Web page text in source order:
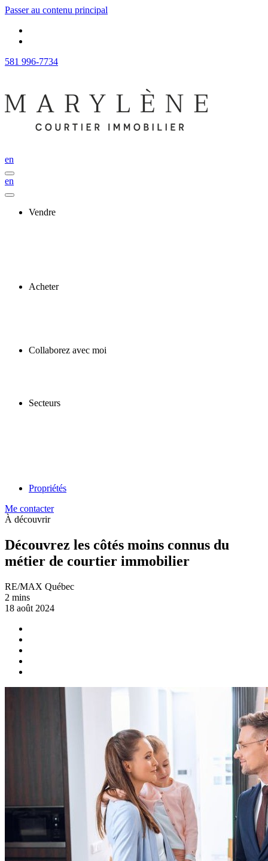
Passer au contenu principal
581 996-7734
en
en
Vendre
Acheter
Collaborez avec moi
Secteurs
Propriétés
Me contacter
À découvrir
Découvrez les côtés moins connus du
métier de courtier immobilier
RE/MAX Québec
2 mins
18 août 2024